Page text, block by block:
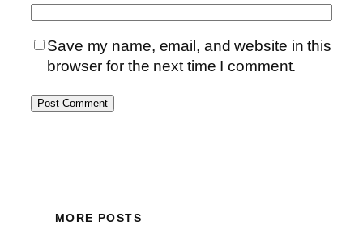
Save my name, email, and website in this
browser for the next time I comment.
MORE POSTS